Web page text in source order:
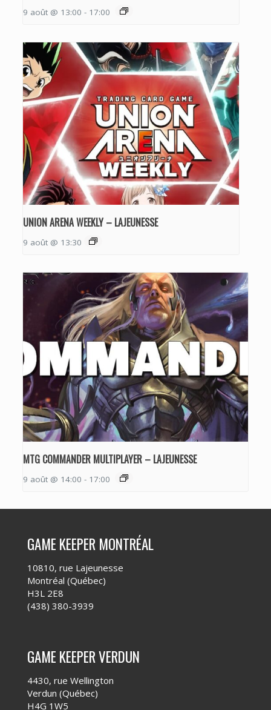
9 août @ 13:00 - 17:00
UNION ARENA WEEKLY – LAJEUNESSE
9 août @ 13:30
MTG COMMANDER MULTIPLAYER – LAJEUNESSE
9 août @ 14:00 - 17:00
GAME KEEPER MONTRÉAL
10810, rue Lajeunesse
Montréal (Québec)
H3L 2E8
(438) 380-3939
GAME KEEPER VERDUN
4430, rue Wellington
Verdun (Québec)
H4G 1W5